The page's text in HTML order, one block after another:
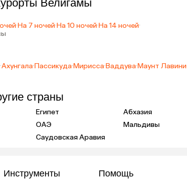
Велигамы
·На 7 ночей·На 10 ночей·На 14 ночей·
·Ахунгала·Пассикуда·Мирисса·Ваддува·Маунт
страны
Египет
Абхазия
ОАЭ
Мальдивы
Саудовская Аравия
Инструменты Помощь